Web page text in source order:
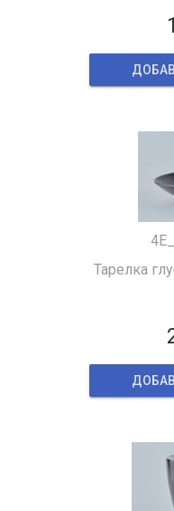
Тарелка